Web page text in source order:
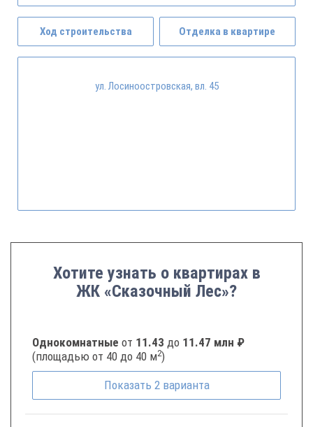
Ход строительства Отделка в квартире
ул. Лосиноостровская, вл. 45
Хотите узнать о квартирах в
ЖК «Сказочный Лес»?
Однокомнатные от 11.43 до 11.47 млн ₽
(площадью от 40 до 40 м2)
Показать 2 варианта